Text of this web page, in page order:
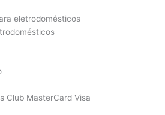
eletrodomésticos
Club MasterCard Visa